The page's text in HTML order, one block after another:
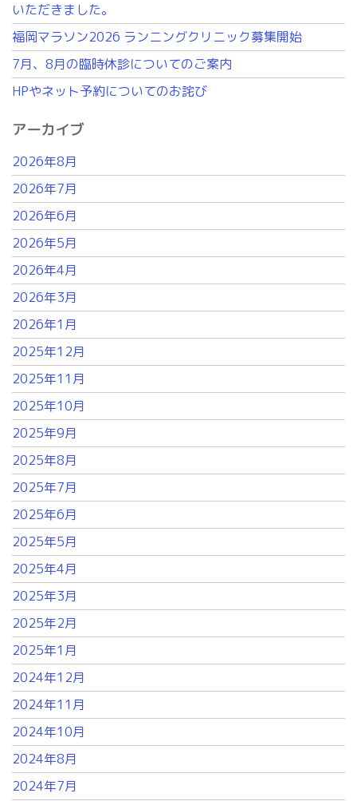
いただきました。
福岡マラソン2026 ランニングクリニック募集開始
7月、8月の臨時休診についてのご案内
HPやネット予約についてのお詫び
アーカイブ
2026年8月
2026年7月
2026年6月
2026年5月
2026年4月
2026年3月
2026年1月
2025年12月
2025年11月
2025年10月
2025年9月
2025年8月
2025年7月
2025年6月
2025年5月
2025年4月
2025年3月
2025年2月
2025年1月
2024年12月
2024年11月
2024年10月
2024年8月
2024年7月